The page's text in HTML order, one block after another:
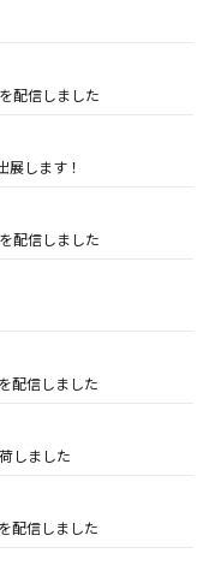
配信しました
展します！
配信しました
配信しました
しました
配信しました